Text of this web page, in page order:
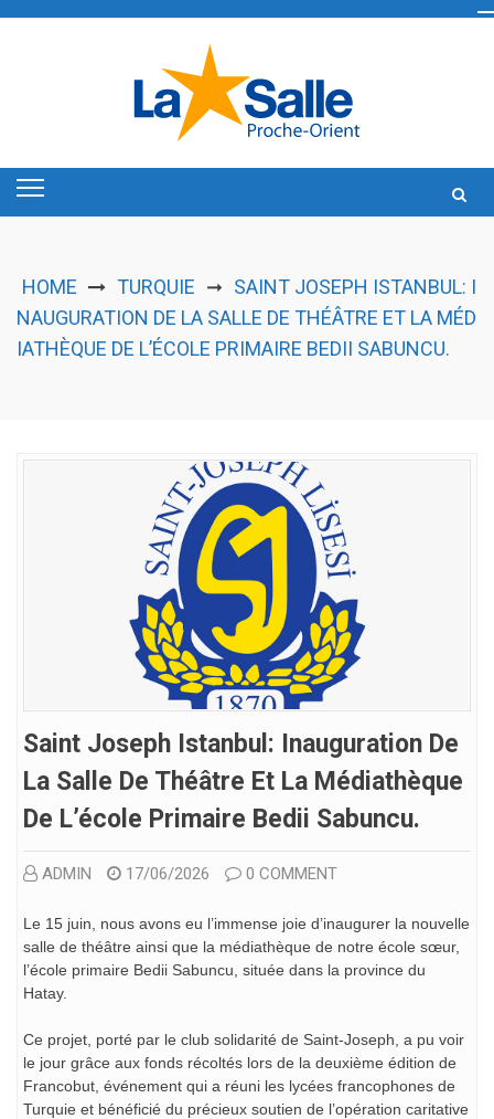
HOME TURQUIE ➞ SAINT JOSEPH ISTANBUL: I
NAUGURATION DE LA SALLE DE THÉÂTRE ET LA MÉD
IATHÈQUE DE L’ÉCOLE PRIMAIRE BEDII SABUNCU.
Saint Joseph Istanbul: Inauguration De
La Salle De Théâtre Et La Médiathèque
De L’école Primaire Bedii Sabuncu.
ADMIN 17/06/2026 0 COMMENT
Le 15 juin, nous avons eu l’immense joie d’inaugurer la nouvelle
salle de théâtre ainsi que la médiathèque de notre école sœur,
l’école primaire Bedii Sabuncu, située dans la province du
Hatay.
Ce projet, porté par le club solidarité de Saint-Joseph, a pu voir
le jour grâce aux fonds récoltés lors de la deuxième édition de
Francobut, événement qui a réuni les lycées francophones de
Turquie et bénéficié du précieux soutien de l’opération caritative